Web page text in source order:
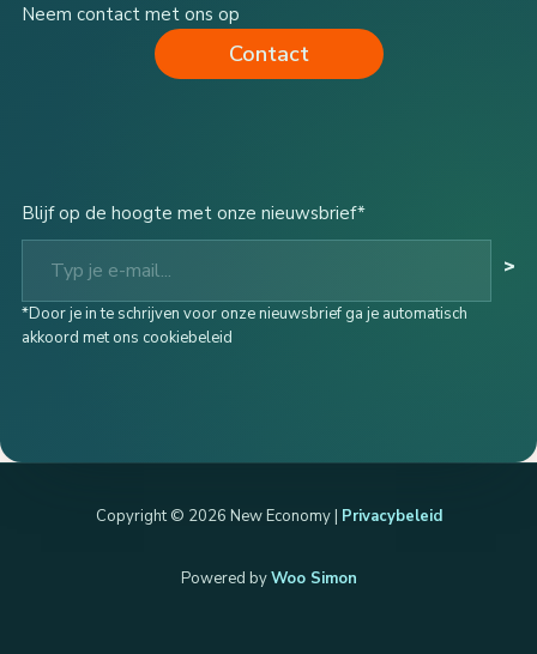
Neem contact met ons op
Contact
Blijf op de hoogte met onze nieuwsbrief*
Typ je e-mail...
>
*Door je in te schrijven voor onze nieuwsbrief ga je automatisch
akkoord met ons cookiebeleid
Copyright © 2026 New Economy | Privacybeleid
Powered byWoo Simon